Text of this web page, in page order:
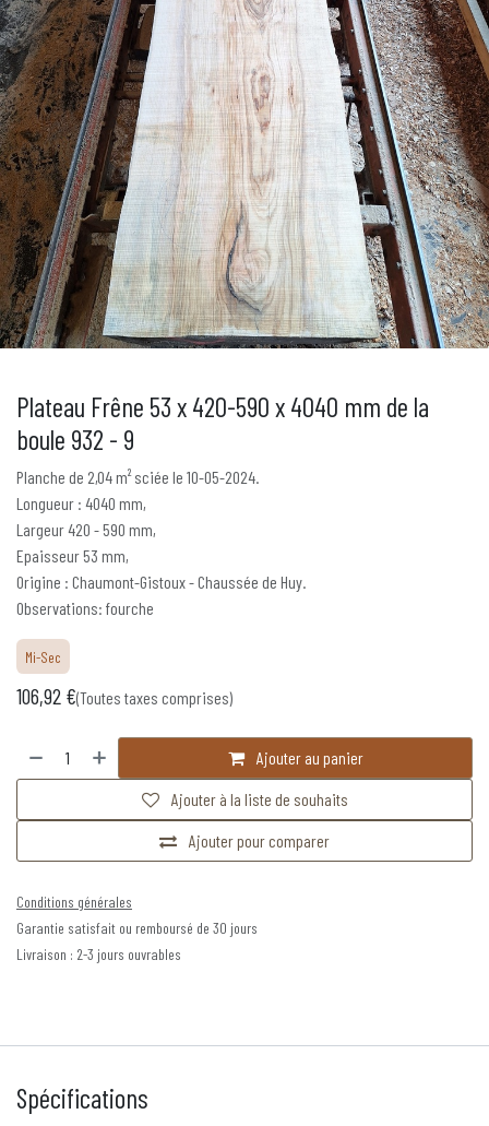
Plateau Frêne 53 x 420-590 x 4040 mm de la
boule 932 - 9
Planche de 2,04 m² sciée le 10-05-2024.
Longueur : 4040 mm,
Largeur 420 - 590 mm,
Epaisseur 53 mm,
Origine : Chaumont-Gistoux - Chaussée de Huy.
Observations: fourche
Mi-Sec
106,92 €(Toutes taxes comprises)
Ajouter au panier
Ajouter pour comparer
Ajouter à la liste de souhaits
Conditions générales
Garantie satisfait ou remboursé de 30 jours
Livraison : 2-3 jours ouvrables
Spécifications